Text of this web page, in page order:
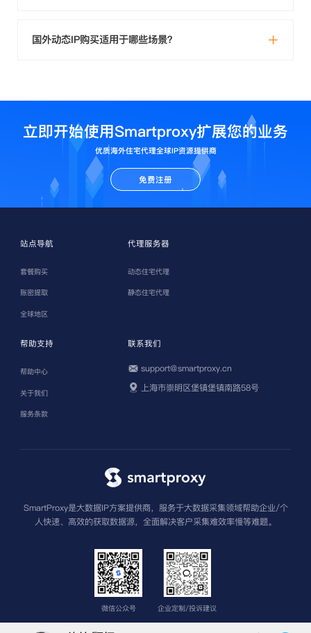
国外动态IP购买适用于哪些场景？
立即开始使用Smartproxy扩展您的业务
优质海外住宅代理全球IP资源提供商
免费注册
站点导航
套餐购买
账密提取
全球地区
代理服务器
动态住宅代理
静态住宅代理
帮助支持
帮助中心
关于我们
服务条款
联系我们
support@smartproxy.cn
上海市崇明区堡镇堡镇南路58号
SmartProxy是大数据IP方案提供商，服务于大数据采集领域帮助企业/个
人快速、高效的获取数据源，全面解决客户采集难效率慢等难题。
微信公众号 企业定制/投诉建议